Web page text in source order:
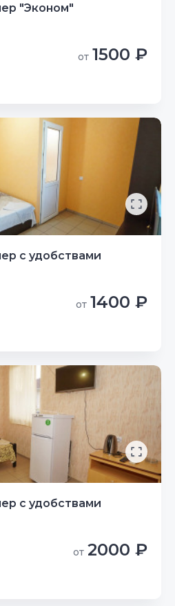
"Эконом"
от 1500 ₽
с удобствами
от 1400 ₽
с удобствами
от 2000 ₽